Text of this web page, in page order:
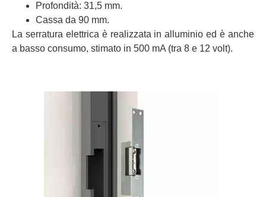
Profondità: 31,5 mm.
Cassa da 90 mm.
La serratura elettrica è realizzata in alluminio ed è anche
a basso consumo, stimato in 500 mA (tra 8 e 12 volt).